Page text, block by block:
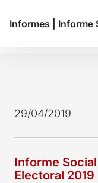
Informes Informe
29/04/2019
Informe
Electoral 2019